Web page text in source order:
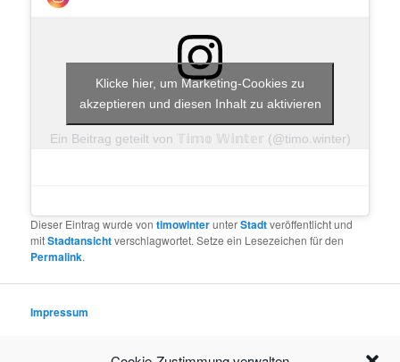
Ein Beitrag geteilt von 𝕋𝕚𝕞𝕠 𝕎𝕚𝕟𝕥𝕖𝕣 (@timo.winter)
Klicke hier, um Marketing-Cookies zu
akzeptieren und diesen Inhalt zu aktivieren
Dieser Eintrag wurde vontimowinterunterStadtveröffentlicht und
mitStadtansichtverschlagwortet. Setze ein Lesezeichen für den
Permalink.
Impressum
Datenschutzerklärung